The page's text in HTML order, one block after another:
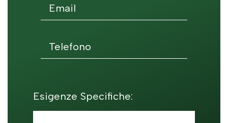
Esigenze Specifiche: